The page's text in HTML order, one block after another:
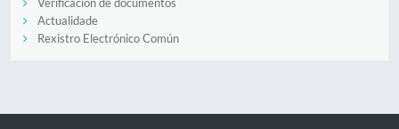
Actualidade
Rexistro Electrónico Común